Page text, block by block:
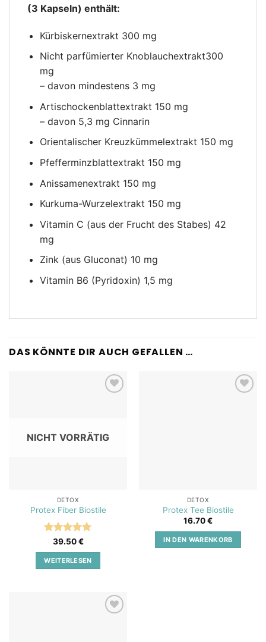
(3 Kapseln) enthält:
Kürbiskernextrakt 300 mg
Nicht parfümierter Knoblauchextrakt300
mg
– davon mindestens 3 mg
Artischockenblattextrakt 150 mg
– davon 5,3 mg Cinnarin
Orientalischer Kreuzkümmelextrakt 150 mg
Pfefferminzblattextrakt 150 mg
Anissamenextrakt 150 mg
Kurkuma-Wurzelextrakt 150 mg
Vitamin C (aus der Frucht des Stabes) 42
mg
Zink (aus Gluconat) 10 mg
Vitamin B6 (Pyridoxin) 1,5 mg
DAS KÖNNTE DIR AUCH GEFALLEN …
NICHT VORRÄTIG
DETOX
Protex Fiber Biostile
Bewertet
mit5von
5
39.50€
WEITERLESEN
DETOX
Protex Tee Biostile
16.70€
IN DEN WARENKORB